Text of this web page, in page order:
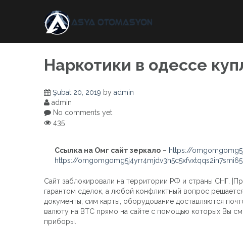
Наркотики в одессе
Şubat 20, 2019 by admin
admin
No comments yet
435
Ссылка на Омг сайт зеркало – https://
https://
Сайт заблокировали на территории РФ и страны СНГ.
гарантом сделок, а любой конфликтный вопрос
документы, сим карты, оборудование доставляются
валюту на BTC прямо на сайте с помощью которых Вы
приборы.